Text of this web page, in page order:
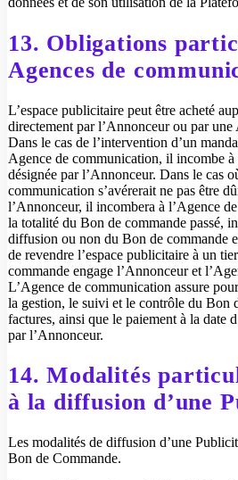
13. Obligations
Agences de
L’espace publicitaire peut être acheté
directement par l’Annonceur ou par
Dans le cas de l’intervention d’un
Agence de communication, il incombe à
désignée par l’Annonceur. Dans le cas
communication s’avérerait ne pas être
l’Annonceur, il incombera à l’Agence
la totalité du Bon de commande passé,
diffusion ou non du Bon de commande
de revendre l’espace publicitaire à un
commande engage l’Annonceur et
L’Agence de communication assure
la gestion, le suivi et le contrôle du Bon
factures, ainsi que le paiement à la date
par l’Annonceur.
14. Modalités
à la diffusion d’une
Les modalités de diffusion d’une
Bon de Commande.